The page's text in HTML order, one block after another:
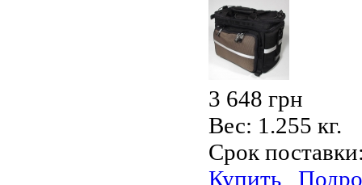
3 648 грн
Вес: 1.255 кг.
Срок
Купить